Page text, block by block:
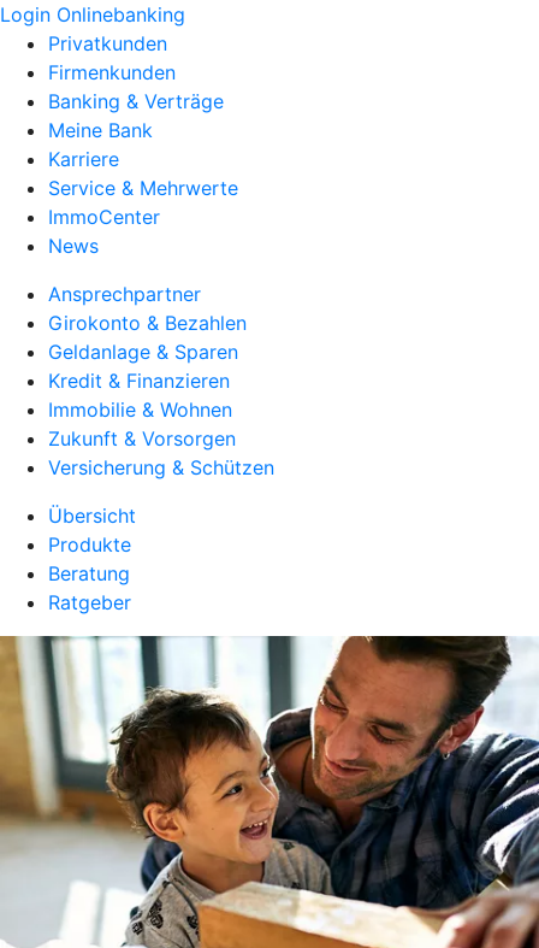
Login Onlinebanking
Privatkunden
Firmenkunden
Banking & Verträge
Meine Bank
Karriere
Service & Mehrwerte
ImmoCenter
News
Ansprechpartner
Girokonto & Bezahlen
Geldanlage & Sparen
Kredit & Finanzieren
Immobilie & Wohnen
Zukunft & Vorsorgen
Versicherung & Schützen
Übersicht
Produkte
Beratung
Ratgeber